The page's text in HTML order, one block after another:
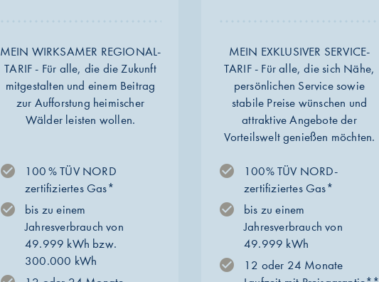
MEIN WIRKSAMER REGIONAL-
TARIF - Für alle, die die Zukunft
mitgestalten und einem Beitrag
zur Aufforstung heimischer
Wälder leisten wollen.
100 % TÜV NORD
zertifiziertes Gas*
bis zu einem
Jahresverbrauch von
49.999 kWh bzw.
300.000 kWh
MEIN EXKLUSIVER SERVICE-
TARIF - Für alle, die sich Nähe,
persönlichen Service sowie
stabile Preise wünschen und
attraktive Angebote der
Vorteilswelt genießen möchten.
100% TÜV NORD-
zertifiziertes Gas*
bis zu einem
Jahresverbrauch von
49.999 kWh
12 oder 24 Monate